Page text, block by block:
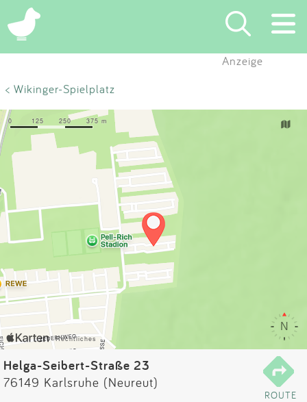
×
Eintragen
App
Blog
Partner
Kontakt
Impressum
Anmelden
Anzeige
< Wikinger-Spielplatz
Helga-Seibert-Straße 23
76149 Karlsruhe (Neureut)
ROUTE